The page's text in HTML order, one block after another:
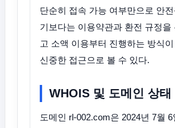
단순히 접속 가능 여부만으로 안
기보다는 이용약관과 환전 규정을
고 소액 이용부터 진행하는 방식
신중한 접근으로 볼 수 있다.
WHOIS 및 도메인 상태
도메인 rl-002.com은 2024년 7월